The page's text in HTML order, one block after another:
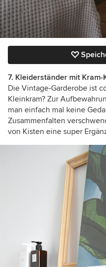
7. Kleiderständer mit Kram-
Die Vintage-Garderobe ist
Kleinkram? Zur
man einfach mal keine
Zusammenfalten
von Kisten eine super